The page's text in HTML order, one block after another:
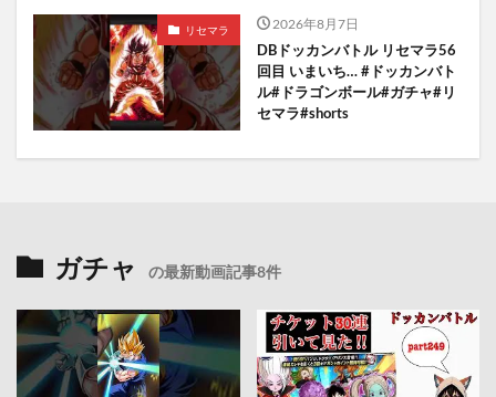
リセマラ 2026年8月7日
DBドッカンバトル リセマラ56
回目 いまいち… #ドッカンバト
ル#ドラゴンボール#ガチャ#リ
セマラ#shorts
ガチャ の最新動画記事8件